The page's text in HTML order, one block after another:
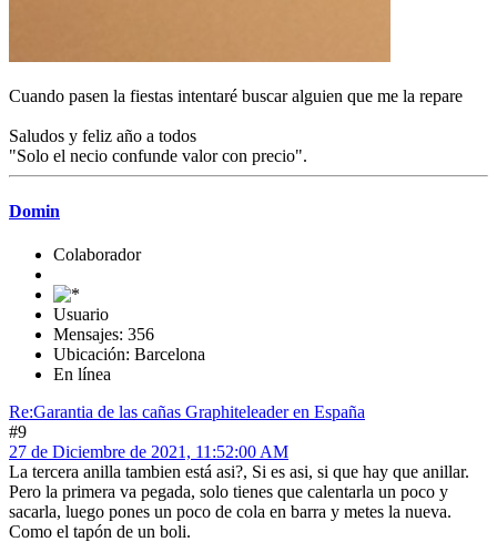
Cuando pasen la fiestas intentaré buscar alguien que me la repare
Saludos y feliz año a todos
"Solo el necio confunde valor con precio".
Domin
Colaborador
Usuario
Mensajes: 356
Ubicación: Barcelona
En línea
Re:Garantia de las cañas Graphiteleader en España
#9
27 de Diciembre de 2021, 11:52:00 AM
La tercera anilla tambien está asi?, Si es asi, si que hay que anillar.
Pero la primera va pegada, solo tienes que calentarla un poco y
sacarla, luego pones un poco de cola en barra y metes la nueva.
Como el tapón de un boli.